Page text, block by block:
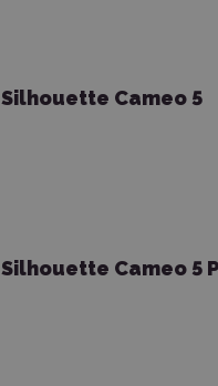
Silhouette Cameo 5
Silhouette Cameo 5